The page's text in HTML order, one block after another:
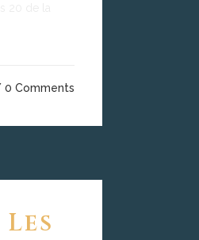
0 Comments